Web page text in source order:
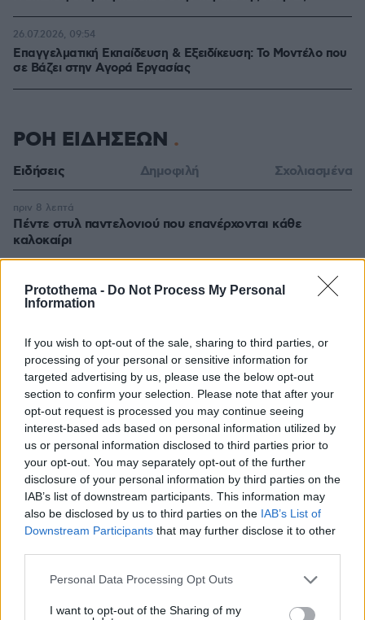
Protothema - Do Not Process My Personal
Information
If you wish to opt-out of the sale, sharing to third parties, or
processing of your personal or sensitive information for
targeted advertising by us, please use the below opt-out
section to confirm your selection. Please note that after your
opt-out request is processed you may continue seeing
interest-based ads based on personal information utilized by
us or personal information disclosed to third parties prior to
your opt-out. You may separately opt-out of the further
disclosure of your personal information by third parties on the
IAB’s list of downstream participants. This information may
also be disclosed by us to third parties on the IAB’s List of
Downstream Participants that may further disclose it to other
Please note that this website/app uses one or more Google
not limited to your visit or usage behaviour. You may click to
Personal Data Processing Opt Outs
I want to opt-out of the Sharing of my
Επαγγελματική Εκπαίδευση & Εξειδίκευση: Το Mοντέλο που
σε Bάζει στην Aγορά Eργασίας
26.07.2026, 09:54
ΡΟΗ ΕΙΔΗΣΕΩΝ
Ειδήσεις Δημοφιλή Σχολιασμένα
Πέντε στυλ παντελονιού που επανέρχονται κάθε
καλοκαίρι
πριν 8 λεπτά
3 κοκτέιλ με μπίρα που θα θέλετε να φτιάχνετε ξανά και
ξανά
Φραντσέσκα Τόκα: Η Ιταλίδα «νύφη» της Eurovision
ποζάρει με μπικίνι και... ολόγυμνη στην μπανιέρα της,
δείτε φωτογραφίες
Παρά το «μπλόκο» του Ανωτάτου Δικαστηρίου, ο Τραμπ
επιχειρεί ξανά να απολύσει την κυβερνήτρια της Fed
Λίζα Κουκ
πριν 11 λεπτά
Είμαστε πιο ευτυχισμένοι όταν κάνουμε περισσότερο
σεξ; Ένας ειδικός εξηγεί αυτή την αμφίδρομη σχέση
πριν 15 λεπτά
πριν 16 λεπτά
Kicker: «Μετά τον Καρέτσα η Ντόρτμουντ έχει στα